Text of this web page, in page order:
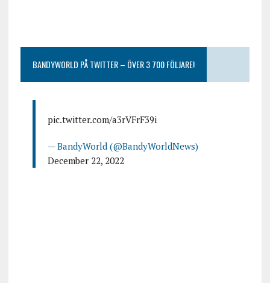
BANDYWORLD PÅ TWITTER – ÖVER 3 700 FÖLJARE!
pic.twitter.com/a3rVFrF39i
— BandyWorld (@BandyWorldNews)
December 22, 2022